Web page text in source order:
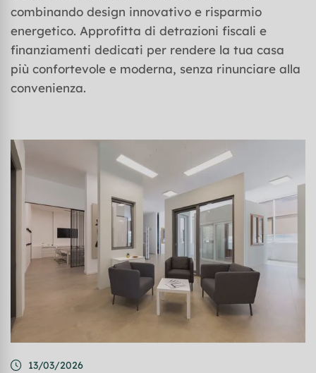
combinando design innovativo e risparmio
energetico. Approfitta di detrazioni fiscali e
finanziamenti dedicati per rendere la tua casa
più confortevole e moderna, senza rinunciare alla
convenienza.
13/03/2026